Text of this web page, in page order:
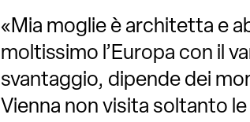
«Mia moglie è architetta e
moltissimo l’Europa con il
svantaggio, dipende dei
Vienna non visita soltanto